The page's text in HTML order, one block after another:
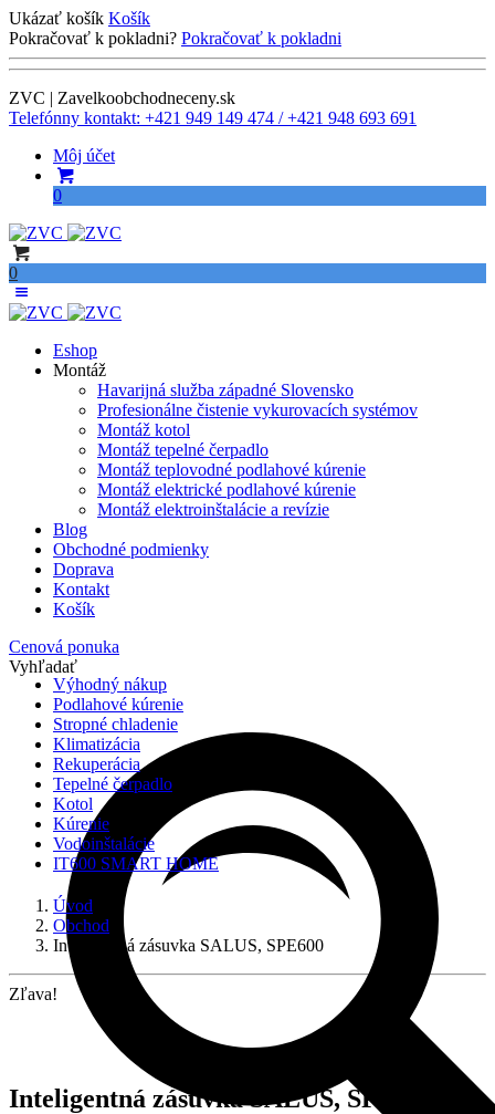
Ukázať košík Košík
Pokračovať k pokladni? Pokračovať k pokladni
ZVC | Zavelkoobchodneceny.sk
Telefónny kontakt: +421 949 149 474 / +421 948 693 691
Môj účet
0
0
Eshop
Montáž
Havarijná služba západné Slovensko
Profesionálne čistenie vykurovacích systémov
Montáž kotol
Montáž tepelné čerpadlo
Montáž teplovodné podlahové kúrenie
Montáž elektrické podlahové kúrenie
Montáž elektroinštalácie a revízie
Blog
Obchodné podmienky
Doprava
Kontakt
Košík
Cenová ponuka
Vyhľadať
Výhodný nákup
Podlahové kúrenie
Stropné chladenie
Klimatizácia
Rekuperácia
Tepelné čerpadlo
Kotol
Kúrenie
Vodoinštalácie
IT600 SMART HOME
Úvod
Obchod
Inteligentná zásuvka SALUS, SPE600
Zľava!
Inteligentná zásuvka SALUS, SPE600